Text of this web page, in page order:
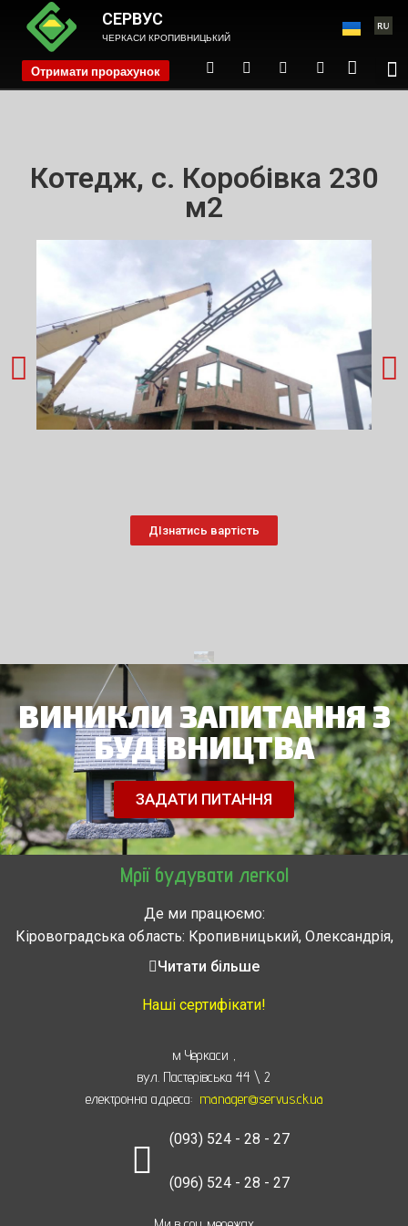
СЕРВУС
ЧЕРКАСИ КРОПИВНИЦЬКИЙ
Отримати прорахунок phone
Котедж, с. Коробівка 230
м2
ДІзнатись вартість
ВИНИКЛИ ЗАПИТАННЯ З
БУДІВНИЦТВА
ЗАДАТИ ПИТАННЯ
Мрії будувати легко!
Де ми працюємо:
Кіровоградська область: Кропивницький, Олександрія,
Знам’янка, Долинська, Новоархангельськ, Світловодськ
Звенигородка, Золотоноша, Каменка, Канев, Корсунь-
Монастырище, Смела, Тальное, Умань, Христиновка.
Черкассы, Чигирин, Чорнобай, Шпола
Читати більше
Наші сертифікати!
м Черкаси ,
вул. Пастерівська 44 \ 2
електронна адреса: manager@servus.ck.ua
(093) 524 - 28 - 27
(096) 524 - 28 - 27